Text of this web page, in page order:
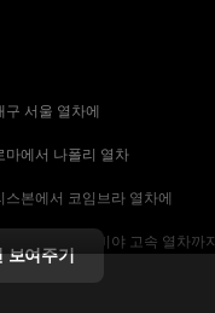
구 서울 열차에
마에서 나폴리 열차
스본에서 코임브라 열차에
마드리드에서 세비야 고속 열차까지
보여주기